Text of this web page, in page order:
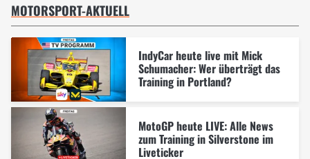
MOTORSPORT-AKTUELL
IndyCar heute live mit Mick
Schumacher: Wer überträgt das
Training in Portland?
MotoGP heute LIVE: Alle News
zum Training in Silverstone im
Liveticker